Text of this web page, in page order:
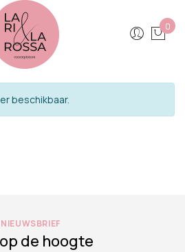
0
beschikbaar.
NIEUWSBRIEF
de hoogte